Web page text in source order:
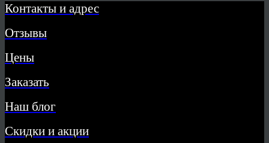
Контакты и адрес
Отзывы
Цены
Заказать
Наш блог
Скидки и акции